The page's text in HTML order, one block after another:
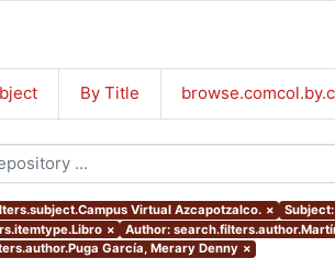
By Title
Virtual Azcapotzalco. ×
× Author:
García, Merary Denny ×